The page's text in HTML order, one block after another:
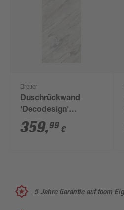
Breuer
Duschrückwand
'Decodesign'
marmorfarben 100 x
210 cm
359,99 €
5 Jahre Garantie auf toom